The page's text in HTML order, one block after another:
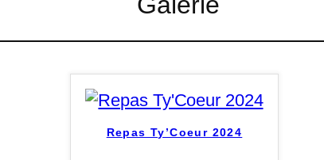
Repas Ty’Coeur 2024